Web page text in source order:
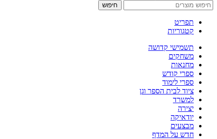
חיפוש
תפריט
קטגוריות
תשמישי קדושה
משחקים
מחנאות
ספרי קודש
ספרי לימוד
ציוד לבית הספר וגן
למשרד
יצירה
יודאיקה
מבצעים
חדש על המדף